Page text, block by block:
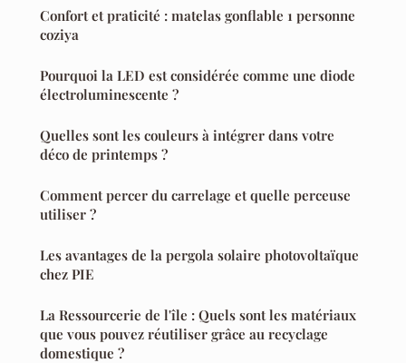
Confort et praticité : matelas gonflable 1 personne
coziya
Pourquoi la LED est considérée comme une diode
électroluminescente ?
Quelles sont les couleurs à intégrer dans votre
déco de printemps ?
Comment percer du carrelage et quelle perceuse
utiliser ?
Les avantages de la pergola solaire photovoltaïque
chez PIE
La Ressourcerie de l'île : Quels sont les matériaux
que vous pouvez réutiliser grâce au recyclage
domestique ?